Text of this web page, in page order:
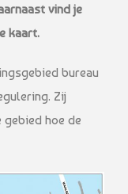
vind je
kaart.
bureau
Zij
hoe de